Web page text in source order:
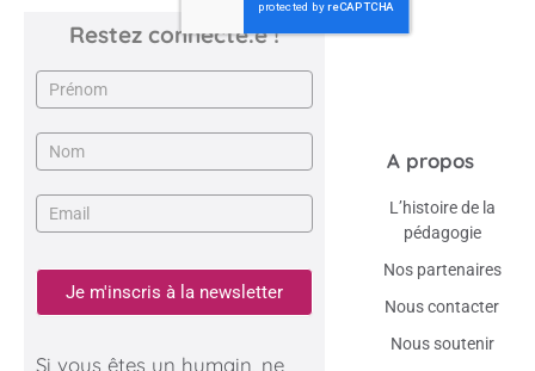
Restez connecté.e !
Je m'inscris à la newsletter
Si vous êtes un humain, ne
A propos
L’histoire de la
pédagogie
Nos partenaires
Nous contacter
Nous soutenir